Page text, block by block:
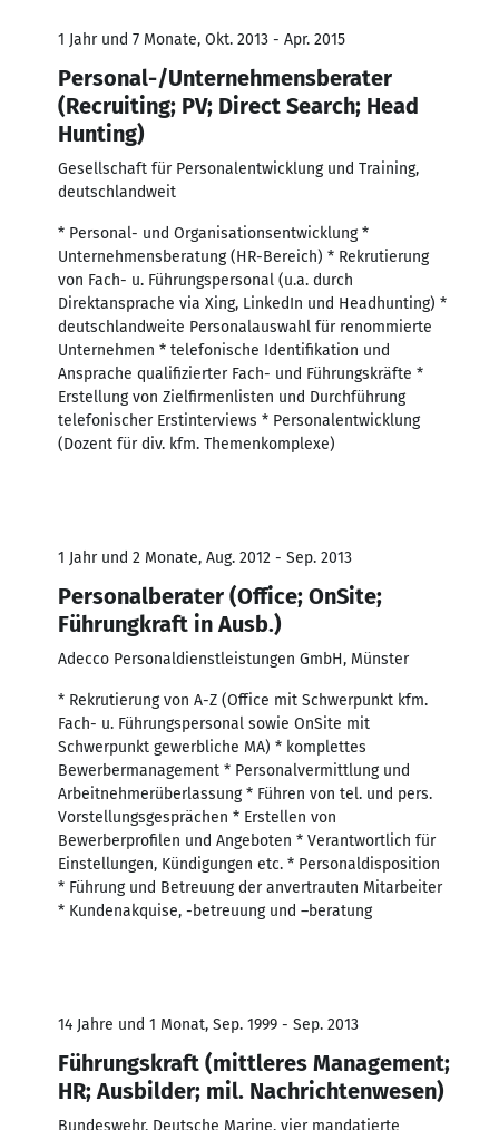
1 Jahr und 7 Monate, Okt. 2013 - Apr. 2015
Personal-/Unternehmensberater
(Recruiting; PV; Direct Search; Head
Hunting)
Gesellschaft für Personalentwicklung und Training,
deutschlandweit
* Personal- und Organisationsentwicklung *
Unternehmensberatung (HR-Bereich) * Rekrutierung
von Fach- u. Führungspersonal (u.a. durch
Direktansprache via Xing, LinkedIn und Headhunting) *
deutschlandweite Personalauswahl für renommierte
Unternehmen * telefonische Identifikation und
Ansprache qualifizierter Fach- und Führungskräfte *
Erstellung von Zielfirmenlisten und Durchführung
telefonischer Erstinterviews * Personalentwicklung
(Dozent für div. kfm. Themenkomplexe)
1 Jahr und 2 Monate, Aug. 2012 - Sep. 2013
Personalberater (Office; OnSite;
Führungkraft in Ausb.)
Adecco Personaldienstleistungen GmbH, Münster
* Rekrutierung von A-Z (Office mit Schwerpunkt kfm.
Fach- u. Führungspersonal sowie OnSite mit
Schwerpunkt gewerbliche MA) * komplettes
Bewerbermanagement * Personalvermittlung und
Arbeitnehmerüberlassung * Führen von tel. und pers.
Vorstellungsgesprächen * Erstellen von
Bewerberprofilen und Angeboten * Verantwortlich für
Einstellungen, Kündigungen etc. * Personaldisposition
* Führung und Betreuung der anvertrauten Mitarbeiter
* Kundenakquise, -betreuung und –beratung
14 Jahre und 1 Monat, Sep. 1999 - Sep. 2013
Führungskraft (mittleres Management;
HR; Ausbilder; mil. Nachrichtenwesen)
Bundeswehr, Deutsche Marine, vier mandatierte